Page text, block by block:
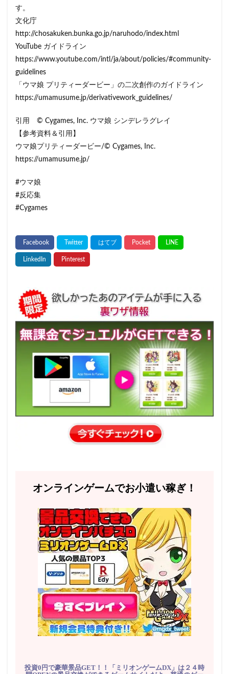
す。
文化庁
http://chosakuken.bunka.go.jp/naruhodo/index.html
YouTube ガイドライン
https://www.youtube.com/intl/ja/about/policies/#community-
guidelines
「ウマ娘 プリティーダービー」の二次創作のガイドライン
https://umamusume.jp/derivativework_guidelines/
引用 © Cygames, Inc. ウマ娘 シンデレラグレイ
【参考資料＆引用】
ウマ娘プリティーダービー/© Cygames, Inc.
https://umamusume.jp/
#ウマ娘
#反応集
#Cygames
オンラインゲームでお小遣い稼ぎ！
投資0円で豪華景品GET！！「ミリオンゲームDX」は２４時